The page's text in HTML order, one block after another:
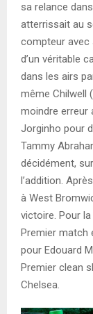
sa relance
atterrissait au
compteur avec
d’un véritable
dans les airs
même Chilwell
moindre erreur
Jorginho pour
Tammy
décidément,
l’addition.
à West
victoire. Pour
Premier match
pour Edouard
Premier clean
Chelsea.